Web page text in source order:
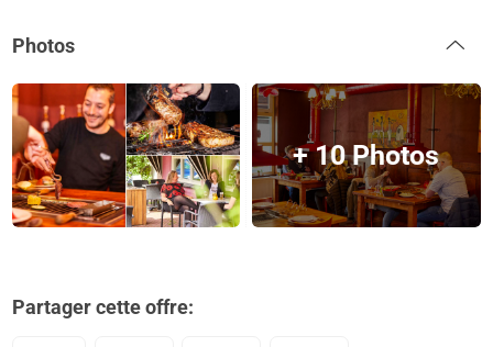
Photos
+ 10 Photos
Partager cette offre: